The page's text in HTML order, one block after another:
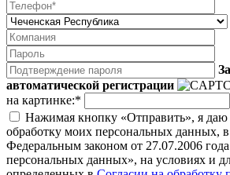
автоматической регистрации
на картинке:*
Нажимая кнопку «Отправить», я даю
обработку моих персональных данных, в
Федеральным законом от 27.07.2006
персональных данных», на условиях и